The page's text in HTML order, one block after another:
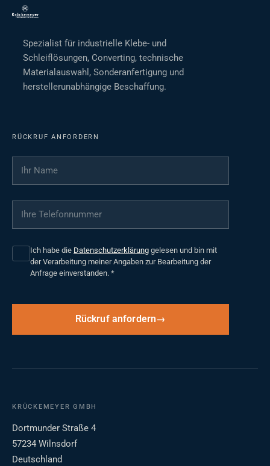
Spezialist für industrielle Klebe- und
Schleiflösungen, Converting, technische
Materialauswahl, Sonderanfertigung und
herstellerunabhängige Beschaffung.
RÜCKRUF ANFORDERN
Ihr Name
Ihre Telefonnummer
Ich habe die Datenschutzerklärung gelesen und bin mit
der Verarbeitung meiner Angaben zur Bearbeitung der
Anfrage einverstanden. *
Rückruf anfordern
KRÜCKEMEYER GMBH
Dortmunder Straße 4
57234 Wilnsdorf
Deutschland